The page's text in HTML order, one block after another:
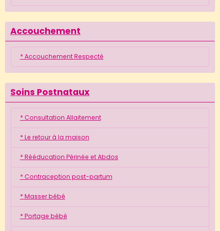
Accouchement
* Accouchement Respecté
Soins Postnataux
* Consultation Allaitement
* Le retour à la maison
* Rééducation Périnée et Abdos
* Contraception post-partum
* Masser bébé
* Portage bébé